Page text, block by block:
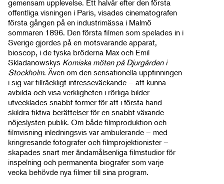
gemensam upplevelse. Ett halvår efter den första
offentliga visningen i Paris, visades cinematografen
första gången på en industrimässa i Malmö
sommaren 1896. Den första filmen som spelades in i
Sverige gjordes på en motsvarande apparat,
bioscop, i de tyska bröderna Max och Emil
Skladanowskys Komiska möten på Djurgården i
Stockholm. Även om den sensationella uppfinningen
i sig var tillräckligt intresseväckande – att kunna
avbilda och visa verkligheten i rörliga bilder –
utvecklades snabbt former för att i första hand
skildra fiktiva berättelser för en snabbt växande
nöjeslysten publik. Om både filmproduktion och
filmvisning inledningsvis var ambulerande – med
kringresande fotografer och filmprojektionister –
skapades snart mer ändamålsenliga filmstudior för
inspelning och permanenta biografer som varje
vecka behövde nya filmer till sina program.